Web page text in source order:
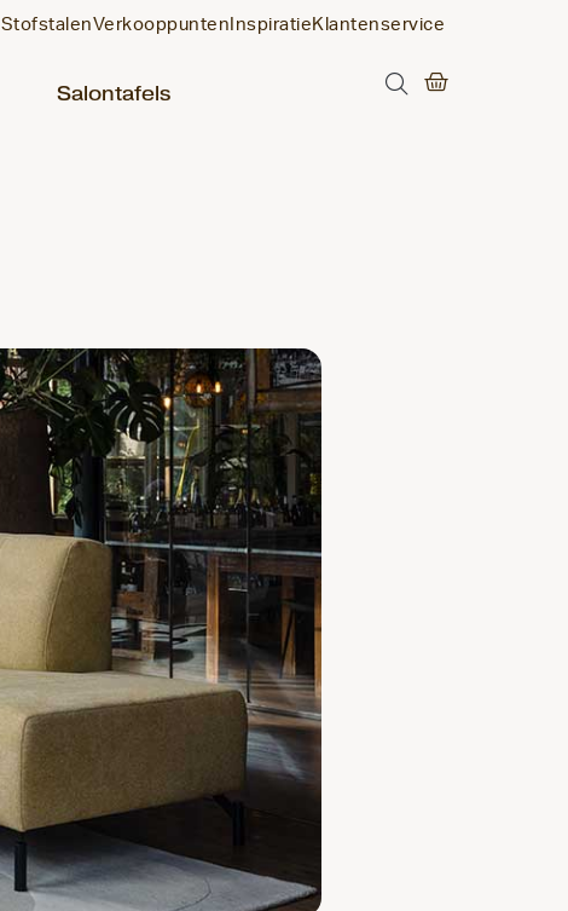
StofstalenVerkooppunten Inspiratie Klantenservice
Salontafels